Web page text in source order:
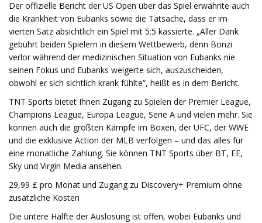
Der offizielle Bericht der US Open über das Spiel erwähnte auch
die Krankheit von Eubanks sowie die Tatsache, dass er im
vierten Satz absichtlich ein Spiel mit 5:5 kassierte. „Aller Dank
gebührt beiden Spielern in diesem Wettbewerb, denn Bonzi
verlor während der medizinischen Situation von Eubanks nie
seinen Fokus und Eubanks weigerte sich, auszuscheiden,
obwohl er sich sichtlich krank fühlte“, heißt es in dem Bericht.
TNT Sports bietet Ihnen Zugang zu Spielen der Premier League,
Champions League, Europa League, Serie A und vielen mehr. Sie
können auch die größten Kämpfe im Boxen, der UFC, der WWE
und die exklusive Action der MLB verfolgen – und das alles für
eine monatliche Zahlung. Sie können TNT Sports über BT, EE,
Sky und Virgin Media ansehen.
29,99 £ pro Monat und Zugang zu Discovery+ Premium ohne
zusätzliche Kosten
Die untere Hälfte der Auslosung ist offen, wobei Eubanks und